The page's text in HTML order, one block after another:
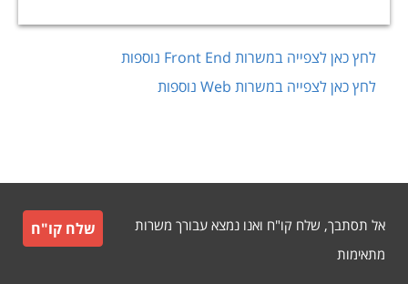
לחץ כאן לצפייה במשרות Front End נוספות
לחץ כאן לצפייה במשרות Web נוספות
אל תסתבך, שלח קו"ח ואנו נמצא עבורך משרות
מתאימות
שלח קו"ח